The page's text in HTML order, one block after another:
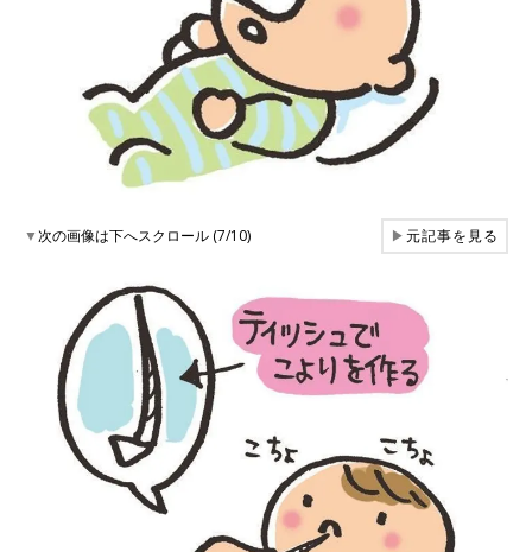
▼次の画像は下へスクロール (7/10) ▶元記事を見る